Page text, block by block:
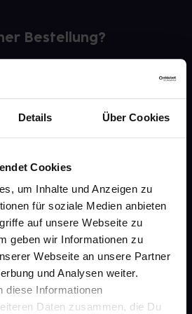
Details Über Cookies
Cookies
um Inhalte und Anzeigen zu
für soziale Medien anbieten
auf unsere Webseite zu
geben wir Informationen zu
Webseite an unsere Partner
und Analysen weiter.
diese Informationen
Daten zusammen, die Du
Bestellung?